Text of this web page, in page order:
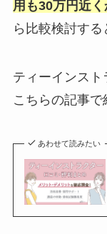
用も30万円近く
ら比較検討する
ティーインスト
こちらの記事で
あわせて読みたい